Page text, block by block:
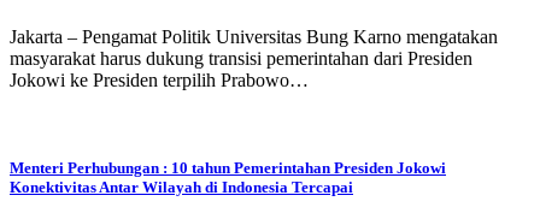
Jakarta – Pengamat Politik Universitas Bung Karno mengatakan
masyarakat harus dukung transisi pemerintahan dari Presiden
Jokowi ke Presiden terpilih Prabowo…
Menteri Perhubungan : 10 tahun Pemerintahan Presiden Jokowi
Konektivitas Antar Wilayah di Indonesia Tercapai